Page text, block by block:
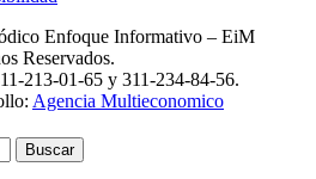
Enfoque Informativo – EiM
Reservados.
213-01-65 y 311-234-84-56.
Agencia Multieconomico